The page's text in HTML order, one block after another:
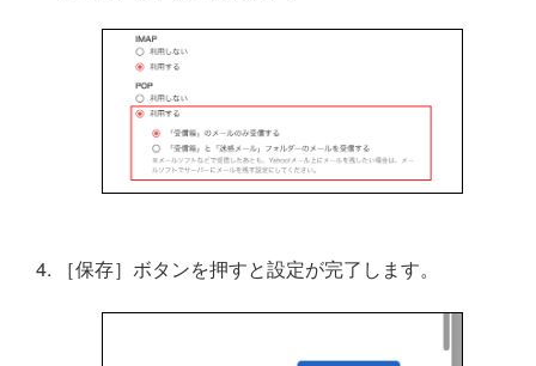
［保存］ボタンを押すと設定が完了します。